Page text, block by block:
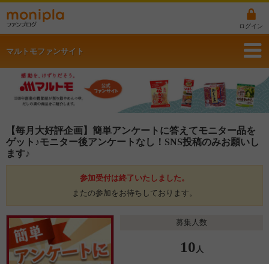
ログイン
マルトモファンサイト
【毎月大好評企画】簡単アンケートに答えてモニター品を
ゲット♪モニター後アンケートなし！SNS投稿のみお願いし
ます♪
参加受付は終了いたしました。
またの参加をお待ちしております。
募集人数
10 人